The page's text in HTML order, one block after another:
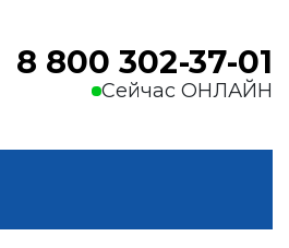
8 800 302-37-01
Сейчас ОНЛАЙН